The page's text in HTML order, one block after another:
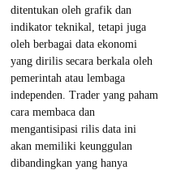
ditentukan oleh grafik dan
indikator teknikal, tetapi juga
oleh berbagai data ekonomi
yang dirilis secara berkala oleh
pemerintah atau lembaga
independen. Trader yang paham
cara membaca dan
mengantisipasi rilis data ini
akan memiliki keunggulan
dibandingkan yang hanya